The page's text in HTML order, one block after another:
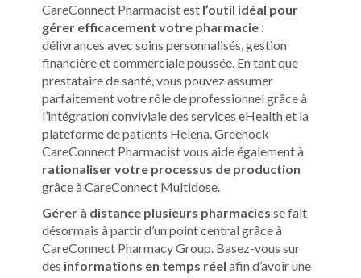
CareConnect Pharmacist est l’outil idéal pour
gérer efficacement votre pharmacie :
délivrances avec soins personnalisés, gestion
financière et commerciale poussée. En tant que
prestataire de santé, vous pouvez assumer
parfaitement votre rôle de professionnel grâce à
l’intégration conviviale des services eHealth et la
plateforme de patients Helena. Greenock
CareConnect Pharmacist vous aide également à
rationaliser votre processus de production
grâce à CareConnect Multidose.
Gérer à distance plusieurs pharmacies se fait
désormais à partir d’un point central grâce à
CareConnect Pharmacy Group. Basez-vous sur
des informations en temps réel afin d’avoir une